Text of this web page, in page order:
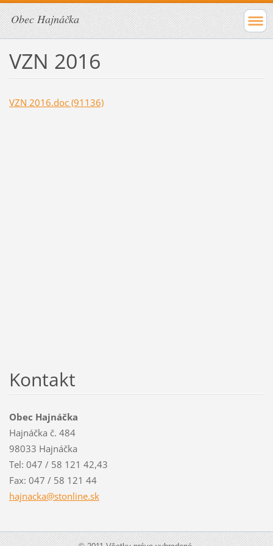
Obec Hajnáčka
VZN 2016
VZN 2016.doc (91136)
Kontakt
Obec Hajnáčka
Hajnáčka č. 484
98033 Hajnáčka
Tel: 047 / 58 121 42,43
Fax: 047 / 58 121 44
hajnacka@stonline.sk